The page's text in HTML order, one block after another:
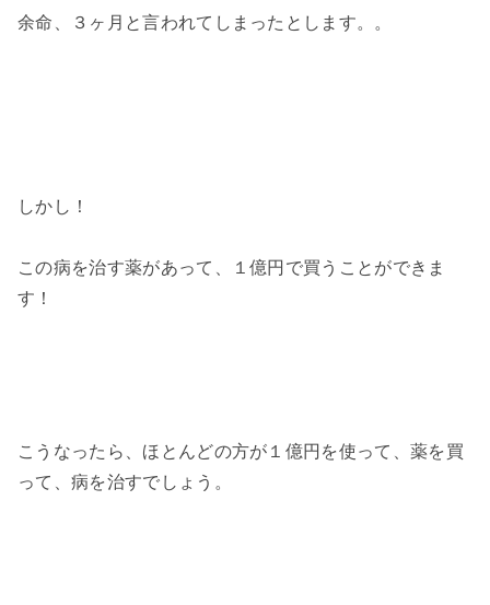
余命、３ヶ月と言われてしまったとします。。
しかし！
この病を治す薬があって、１億円で買うことができま
す！
こうなったら、ほとんどの方が１億円を使って、薬を買
って、病を治すでしょう。